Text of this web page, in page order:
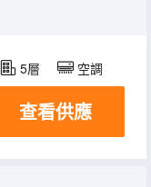
5層 空調
查看供應